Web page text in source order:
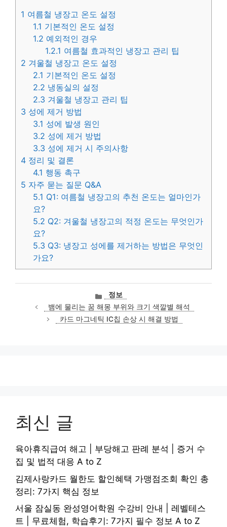
1 여름철 냉장고 온도 설정
1.1 기본적인 온도 설정
1.2 예외적인 경우
1.2.1 여름철 효과적인 냉장고 관리 팁
2 겨울철 냉장고 온도 설정
2.1 기본적인 온도 설정
2.2 냉동실의 설정
2.3 겨울철 냉장고 관리 팁
3 성에 제거 방법
3.1 성에 발생 원인
3.2 성에 제거 방법
3.3 성에 제거 시 주의사항
4 정리 및 결론
4.1 행동 촉구
5 자주 묻는 질문 Q&A
5.1 Q1: 여름철 냉장고의 추천 온도는 얼마인가
요?
5.2 Q2: 겨울철 냉장고의 적정 온도는 무엇인가
요?
5.3 Q3: 냉장고 성에를 제거하는 방법은 무엇인
가요?
카
테
고
리
정보
뱀에 물리는 꿈 해몽 부위와 크기 색깔별 해석
카드 마그네틱 IC칩 손상 시 해결 방법
최신 글
육아휴직급여 해고 | 부당해고 판례 분석 | 증거 수
집 및 법적 대응 A to Z
김제사랑카드 월한도 할인혜택 가맹점조회 확인 총
정리: 7가지 핵심 정보
서울 잠실동 완성영어학원 수강비 안내 | 레벨테스
트 | 무료체험, 학습후기: 7가지 필수 정보 A to Z